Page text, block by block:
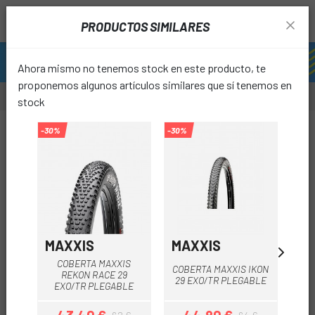
PRODUCTOS SIMILARES
Ahora mismo no tenemos stock en este producto, te
proponemos algunos artículos similares que sí tenemos en
stock
-30%
MAXXIS
COBERTA MAXXIS
REKON RACE 29
EXO/TR PLEGABLE
-30%
MAXXIS
COBERTA MAXXIS IKON
29 EXO/TR PLEGABLE